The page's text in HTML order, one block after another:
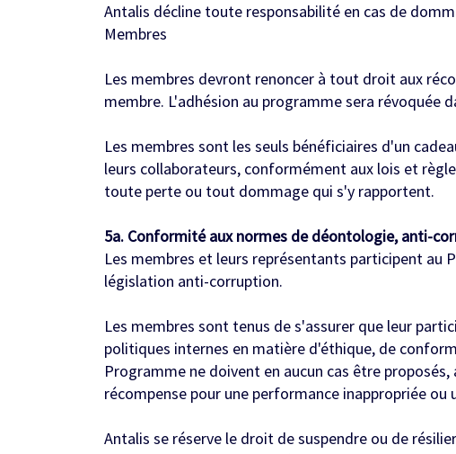
Antalis décline toute responsabilité en cas de
Membres
Les membres devront renoncer à tout droit aux
membre. L'adhésion au programme sera révoquée
Les membres sont les seuls bénéficiaires d'un
leurs collaborateurs, conformément aux lois et
toute perte ou tout dommage qui s'y rapportent.
5a. Conformité aux normes de déontologie, anti-
Les membres et leurs représentants participent
législation anti-corruption.
Les membres sont tenus de s'assurer que leur
politiques internes en matière d'éthique, de
Programme ne doivent en aucun cas être
récompense pour une performance inappropriée
Antalis se réserve le droit de suspendre ou de